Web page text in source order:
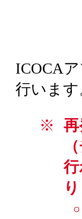
ICOCA
行います